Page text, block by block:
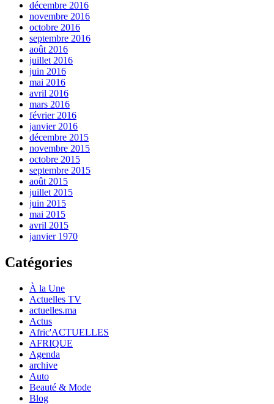
décembre 2016
novembre 2016
octobre 2016
septembre 2016
août 2016
juillet 2016
juin 2016
mai 2016
avril 2016
mars 2016
février 2016
janvier 2016
décembre 2015
novembre 2015
octobre 2015
septembre 2015
août 2015
juillet 2015
juin 2015
mai 2015
avril 2015
janvier 1970
Catégories
À la Une
Actuelles TV
actuelles.ma
Actus
Afric'ACTUELLES
AFRIQUE
Agenda
archive
Auto
Beauté & Mode
Blog